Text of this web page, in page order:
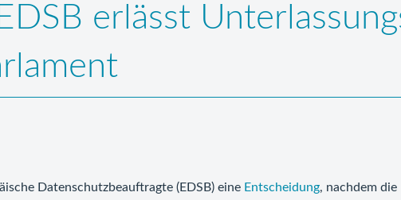
erlässt
Datenschutzbeauftragte (EDSB) eine Entscheidung, nachdem die